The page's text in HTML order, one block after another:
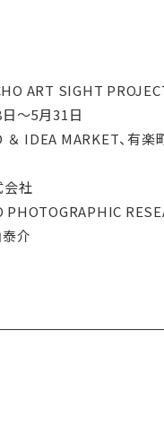
ART SIGHT
〜5月31日
IDEA MARKET、有楽
会社
PHOTOGRAPHIC
介